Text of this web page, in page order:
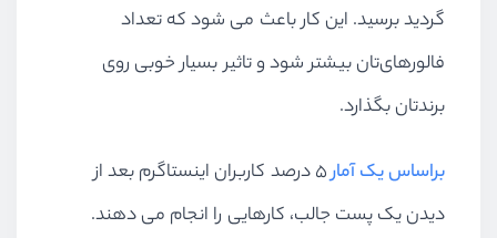
گردید برسید. این کار باعث می شود که تعداد
فالورهای‌تان بیشتر شود و تاثیر بسیار خوبی روی
برند‌تان بگذارد.
براساس یک آمار
۵ درصد کاربران اینستاگرم بعد از
دیدن یک پست جالب، کارهایی را انجام می دهند.